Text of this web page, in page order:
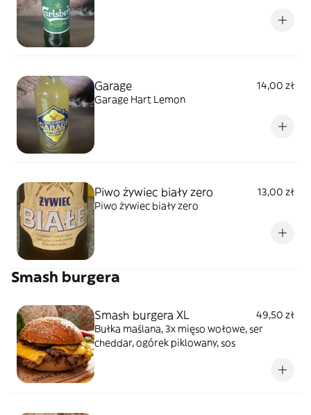
Garage
14,00 zł
Garage Hart Lemon
Piwo żywiec biały zero
13,00 zł
Piwo żywiec biały zero
Smash burgera
Smash burgera XL
49,50 zł
Bułka maślana, 3x mięso wołowe, ser
cheddar, ogórek piklowany, sos